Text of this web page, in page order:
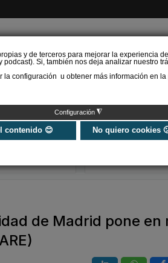
y de terceros para mejorar la experiencia
Si, también nos deja analizar nuestro
la configuración u obtener más información en
Configuración ◮
contenido 😊 No quiero cookies
Aniversario - Un
momentos
de Madrid pone en